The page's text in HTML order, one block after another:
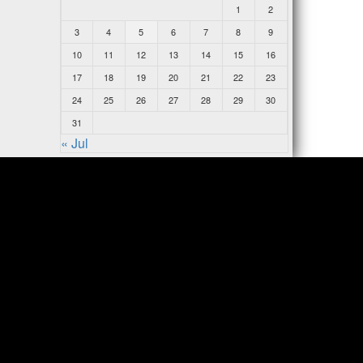
1
2
3
4 5 6 7 8
9
10
11 12 13 14 15
16
17
18 19 20 21 22
23
24
25 26 27 28 29
30
31
« Jul